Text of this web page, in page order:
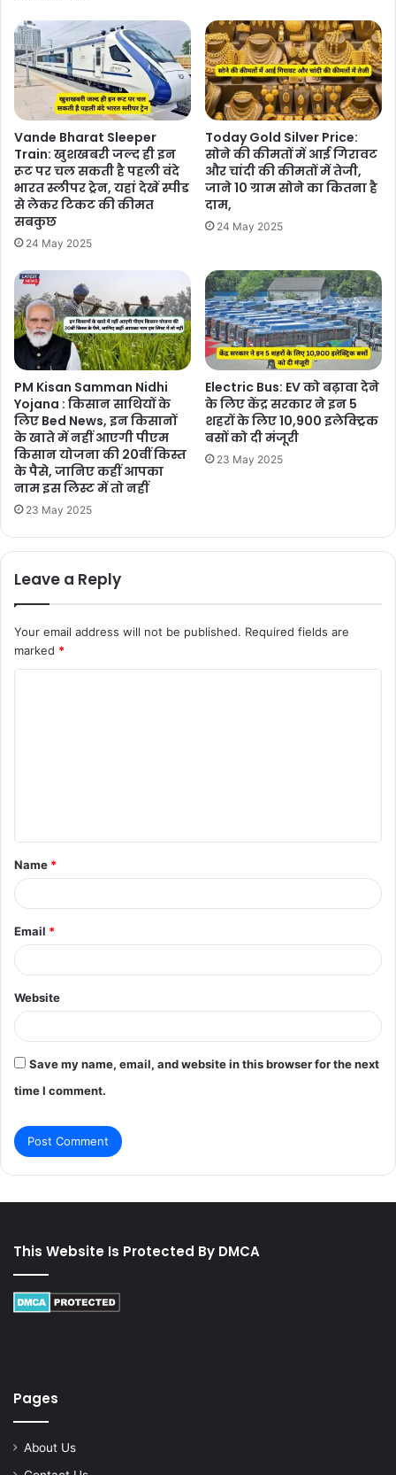
Vande Bharat Sleeper
Train: खुशखबरी जल्द ही इन
रूट पर चल सकती है पहली वंदे
भारत स्लीपर ट्रेन, यहां देखें स्पीड
से लेकर टिकट की कीमत
सबकुछ
24 May 2025
Today Gold Silver Price:
सोने की कीमतों में आई गिरावट
और चांदी की कीमतों में तेजी,
जाने 10 ग्राम सोने का कितना है
दाम,
24 May 2025
PM Kisan Samman Nidhi
Yojana : किसान साथियों के
लिए Bed News, इन किसानों
के खाते में नहीं आएगी पीएम
किसान योजना की 20वीं किस्त
के पैसे, जानिए कहीं आपका
नाम इस लिस्ट में तो नहीं
23 May 2025
Electric Bus: EV को बढ़ावा देने
के लिए केंद्र सरकार ने इन 5
शहरों के लिए 10,900 इलेक्ट्रिक
बसों को दी मंजूरी
23 May 2025
Leave a Reply
Your email address will not be published. Required fields are
marked *
t
*
Name *
Email *
Website
Save my name, email, and website in this browser for the next
time I comment.
This Website Is Protected By DMCA
Pages
About Us